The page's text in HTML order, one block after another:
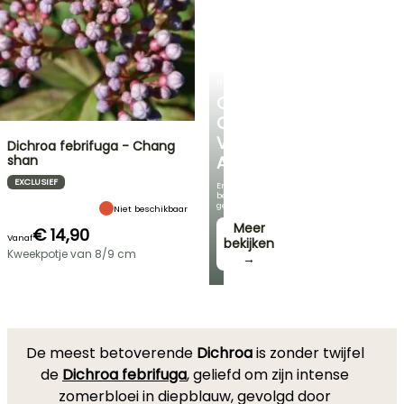
ONTDEK
ONS
VOORDELIGE
ASSORTIMENT
En
bespaar
geld!
Meer
bekijken
→
Dichroa febrifuga - Chang
shan
EXCLUSIEF
Niet beschikbaar
Vanaf€ 14,90
Kweekpotje van 8/9 cm
De meest betoverende Dichroais zonder twijfel
de Dichroa febrifuga, geliefd om zijn intense
zomerbloei in diepblauw, gevolgd door